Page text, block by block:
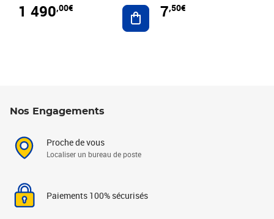
1 490,00€ Ajouter au panier
7,50€
Nos Engagements
Proche de vous
Localiser un bureau de poste
Paiements 100% sécurisés